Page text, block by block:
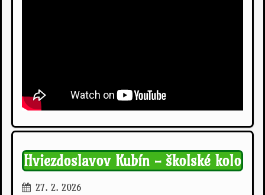
Hviezdoslavov Kubín - školské kolo
27. 2. 2026